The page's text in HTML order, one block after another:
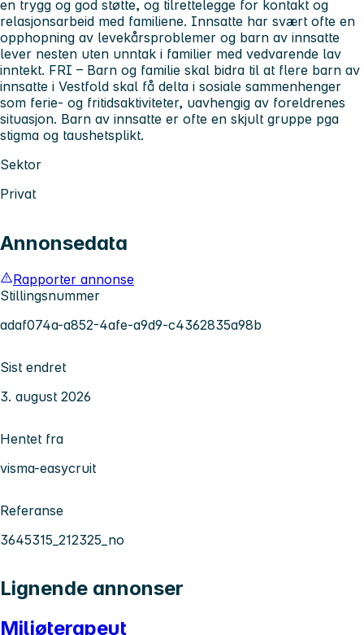
en trygg og god støtte, og tilrettelegge for kontakt og
relasjonsarbeid med familiene. Innsatte har svært ofte en
opphopning av levekårsproblemer og barn av innsatte
lever nesten uten unntak i familier med vedvarende lav
inntekt. FRI – Barn og familie skal bidra til at flere barn av
innsatte i Vestfold skal få delta i sosiale sammenhenger
som ferie- og fritidsaktiviteter, uavhengig av foreldrenes
situasjon. Barn av innsatte er ofte en skjult gruppe pga
stigma og taushetsplikt.
Sektor
Privat
Annonsedata
Rapporter annonse
Stillingsnummer
adaf074a-a852-4afe-a9d9-c4362835a98b
Sist endret
3. august 2026
Hentet fra
visma-easycruit
Referanse
3645315_212325_no
Lignende annonser
Miljøterapeut